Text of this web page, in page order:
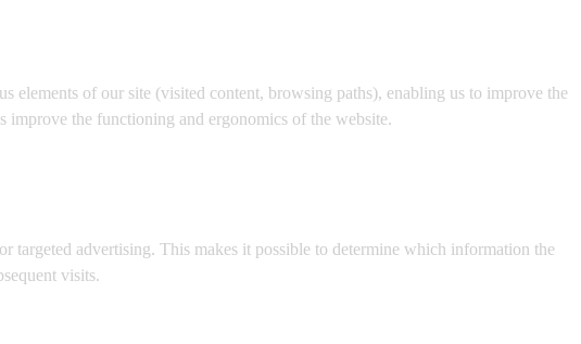
elements of our site (visited content, browsing paths), enabling us to improve the
improve the functioning and ergonomics of the website.
targeted advertising. This makes it possible to determine which information the
visits.